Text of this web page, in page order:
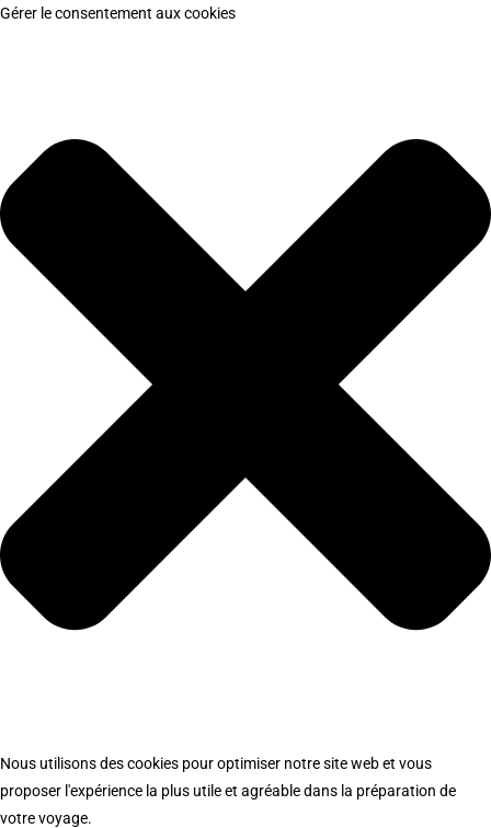
Gérer le consentement aux cookies
Nous utilisons des cookies pour optimiser notre site web et vous
proposer l'expérience la plus utile et agréable dans la préparation de
votre voyage.